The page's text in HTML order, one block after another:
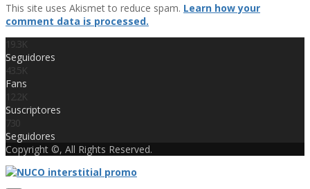
This site uses Akismet to reduce spam. Learn how your
comment data is processed.
19.3K
Seguidores
43.5K
Fans
12.2K
Suscriptores
730
Seguidores
Copyright ©, All Rights Reserved.